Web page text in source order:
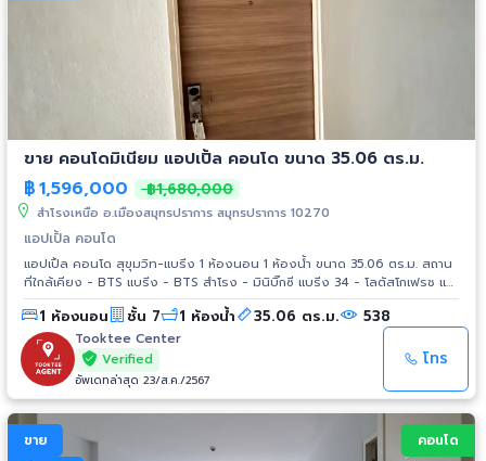
ขาย คอนโดมิเนียม แอปเปิ้ล คอนโด ขนาด 35.06 ตร.ม.
฿1,596,000 ฿1,680,000
สำโรงเหนือ อ.เมืองสมุทรปราการ สมุทรปราการ 10270
แอปเปิ้ล คอนโด
แอปเปิ้ล คอนโด สุขุมวิท-แบริ่ง 1 ห้องนอน 1 ห้องน้ำ ขนาด 35.06 ตร.ม. สถาน
ที่ใกล้เคียง - BTS แบริ่ง - BTS สำโรง - มินิบิ๊กซี แบริ่ง 34 - โลตัสโกเฟรช แบ
ริ่ง 34 - รพ.มนารมย์ - รพ.สำโรงการแพทย์ - รพ.บางนา - รร.ทรงวิทยา -
รร.มหาภาพกระจาดทองอุปถัมภ์ - รร.เซนต์โยเซฟบางนา - ลาซาล อเวนิว
1 ห้องนอน ชั้น 7 1 ห้องน้ำ 35.06 ตร.ม. 538
Tooktee Center
Verified
อัพเดทล่าสุด 23/ส.ค./2567
โทร
ขาย
คอนโด